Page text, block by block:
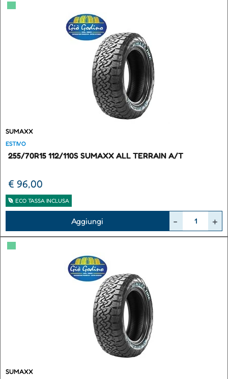
▀
SUMAXX
ESTIVO
255/70R15 112/110S SUMAXX ALL TERRAIN A/T
€ 96,00
ECO TASSA INCLUSA
Aggiungi
▀
SUMAXX